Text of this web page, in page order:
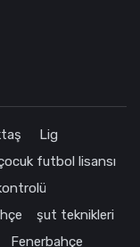
Lig
futbol lisansı
şut teknikleri
Fenerbahçe